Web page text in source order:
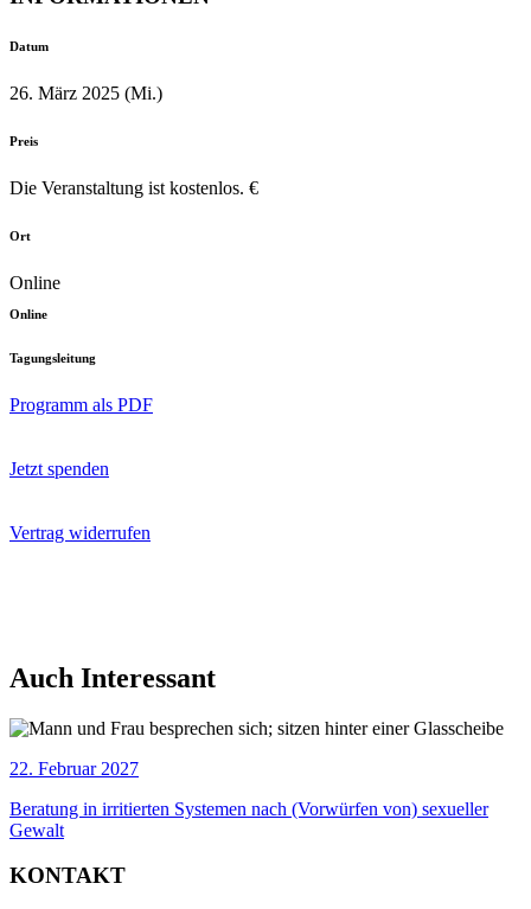
Datum
26. März 2025 (Mi.)
Preis
Die Veranstaltung ist kostenlos. €
Ort
Online
Online
Tagungsleitung
Programm als PDF
Jetzt spenden
Vertrag widerrufen
Auch Interessant
22. Februar 2027
Beratung in irritierten Systemen nach (Vorwürfen von) sexueller
Gewalt
KONTAKT